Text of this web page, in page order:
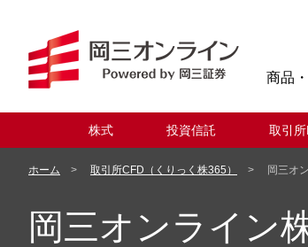
商品
株式 投資信託 取引
ホーム 取引所CFD（くりっく株365） 岡三オ
岡三オンライン